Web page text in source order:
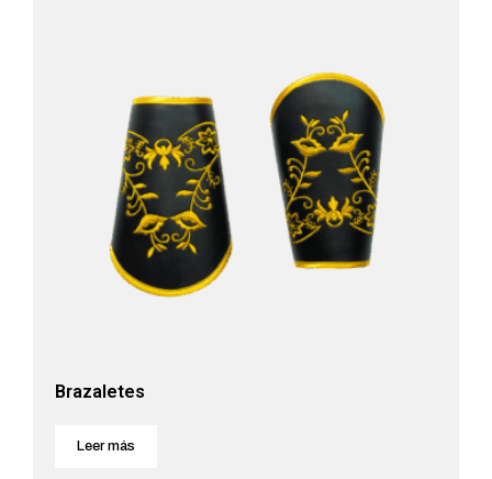
Brazaletes
Leer más